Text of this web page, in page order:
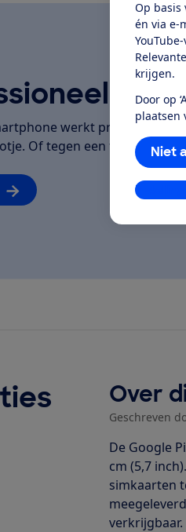
Op basis
én via e-
krijgen.
Door op
plaatsen
Niet
werkt prettig, heeft
Of tegen een flinke
Over
Geschreven
De Google
cm (5,7
simkaarten
verkrijgbaar.